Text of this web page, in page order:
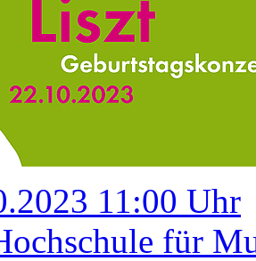
11:00 Uhr
für